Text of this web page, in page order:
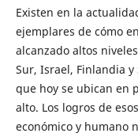
Existen en la
ejemplares de cómo
alcanzado altos
Sur, Israel, Finlandia
que hoy se ubican en
alto. Los logros de
económico y humano